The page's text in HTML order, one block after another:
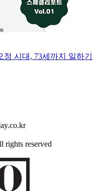
시대, 73세까지 일하기
rights reserved